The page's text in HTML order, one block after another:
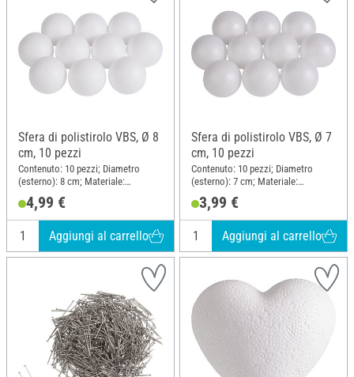
Sfera di polistirolo VBS, Ø 8
cm, 10 pezzi
Contenuto: 10 pezzi; Diametro
(esterno): 8 cm; Materiale:
4,99 €
Aggiungi al carrello
Sfera di polistirolo VBS, Ø 7
cm, 10 pezzi
Contenuto: 10 pezzi; Diametro
(esterno): 7 cm; Materiale:
3,99 €
Aggiungi al carrello